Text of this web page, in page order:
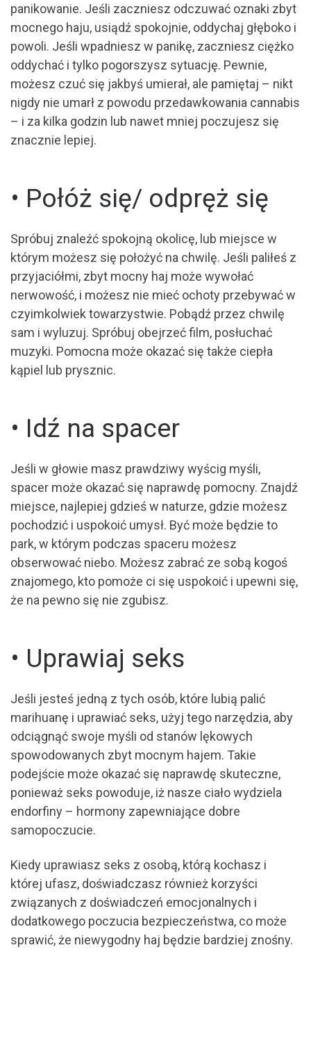
panikowanie. Jeśli zaczniesz odczuwać oznaki zbyt
mocnego haju, usiądź spokojnie, oddychaj głęboko i
powoli. Jeśli wpadniesz w panikę, zaczniesz ciężko
oddychać i tylko pogorszysz sytuację. Pewnie,
możesz czuć się jakbyś umierał, ale pamiętaj – nikt
nigdy nie umarł z powodu przedawkowania cannabis
– i za kilka godzin lub nawet mniej poczujesz się
znacznie lepiej.
• Połóż się/ odpręż się
Spróbuj znaleźć spokojną okolicę, lub miejsce w
którym możesz się położyć na chwilę. Jeśli paliłeś z
przyjaciółmi, zbyt mocny haj może wywołać
nerwowość, i możesz nie mieć ochoty przebywać w
czyimkolwiek towarzystwie. Pobądź przez chwilę
sam i wyluzuj. Spróbuj obejrzeć film, posłuchać
muzyki. Pomocna może okazać się także ciepła
kąpiel lub prysznic.
• Idź na spacer
Jeśli w głowie masz prawdziwy wyścig myśli,
spacer może okazać się naprawdę pomocny. Znajdź
miejsce, najlepiej gdzieś w naturze, gdzie możesz
pochodzić i uspokoić umysł. Być może będzie to
park, w którym podczas spaceru możesz
obserwować niebo. Możesz zabrać ze sobą kogoś
znajomego, kto pomoże ci się uspokoić i upewni się,
że na pewno się nie zgubisz.
• Uprawiaj seks
Jeśli jesteś jedną z tych osób, które lubią palić
marihuanę i uprawiać seks, użyj tego narzędzia, aby
odciągnąć swoje myśli od stanów lękowych
spowodowanych zbyt mocnym hajem. Takie
podejście może okazać się naprawdę skuteczne,
ponieważ seks powoduje, iż nasze ciało wydziela
endorfiny – hormony zapewniające dobre
samopoczucie.
Kiedy uprawiasz seks z osobą, którą kochasz i
której ufasz, doświadczasz również korzyści
związanych z doświadczeń emocjonalnych i
dodatkowego poczucia bezpieczeństwa, co może
sprawić, że niewygodny haj będzie bardziej znośny.